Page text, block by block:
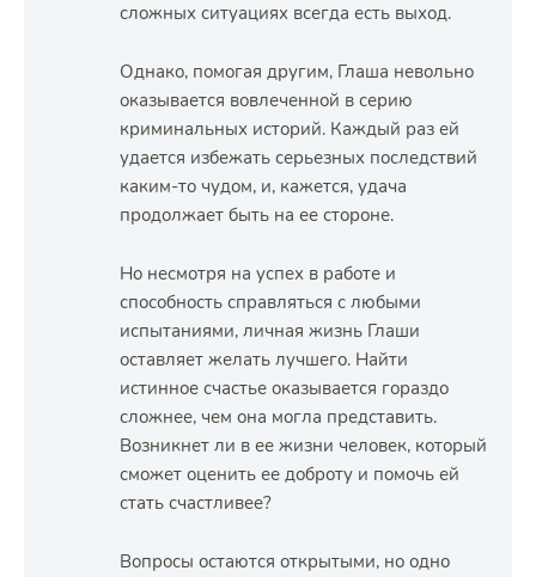
сложных ситуациях всегда есть выход.
Однако, помогая другим, Глаша невольно
оказывается вовлеченной в серию
криминальных историй. Каждый раз ей
удается избежать серьезных последствий
каким-то чудом, и, кажется, удача
продолжает быть на ее стороне.
Но несмотря на успех в работе и
способность справляться с любыми
испытаниями, личная жизнь Глаши
оставляет желать лучшего. Найти
истинное счастье оказывается гораздо
сложнее, чем она могла представить.
Возникнет ли в ее жизни человек, который
сможет оценить ее доброту и помочь ей
стать счастливее?
Вопросы остаются открытыми, но одно